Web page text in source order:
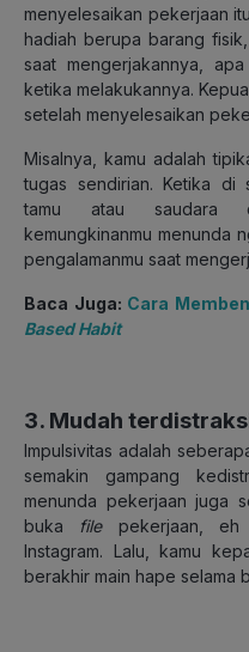
menyelesaikan pekerjaan
hadiah berupa barang
saat mengerjakannya,
ketika melakukannya.
setelah menyelesaikan
Misalnya, kamu adalah
tugas sendirian. Ketika di
tamu atau saudara
kemungkinanmu menunda
pengalamanmu saat
Baca Juga: Cara
Based Habit
3. Mudah
Impulsivitas adalah
semakin gampang
menunda pekerjaan juga
buka
file pekerjaan,
Instagram. Lalu, kamu
berakhir main hape selama